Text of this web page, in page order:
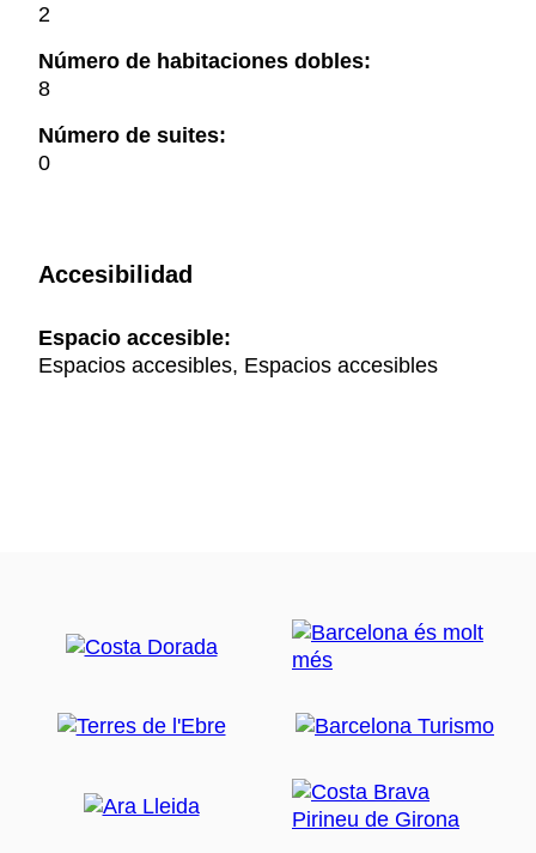
2
Número de habitaciones dobles:
8
Número de suites:
0
Accesibilidad
Espacio accesible:
Espacios accesibles, Espacios accesibles